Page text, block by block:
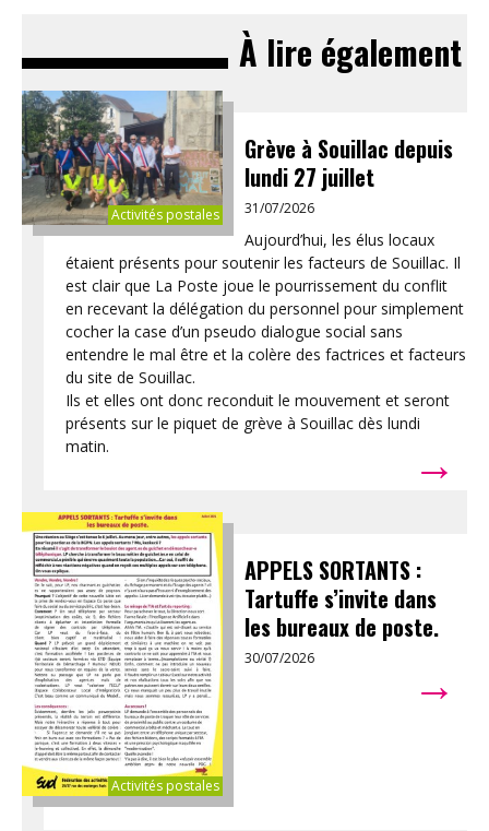
À lire également
Activités postales
Grève à Souillac depuis
lundi 27 juillet
31/07/2026
Aujourd’hui, les élus locaux
étaient présents pour soutenir les facteurs de Souillac. Il
est clair que La Poste joue le pourrissement du conflit
en recevant la délégation du personnel pour simplement
cocher la case d’un pseudo dialogue social sans
entendre le mal être et la colère des factrices et facteurs
du site de Souillac.
Ils et elles ont donc reconduit le mouvement et seront
présents sur le piquet de grève à Souillac dès lundi
matin.
→
Activités postales
APPELS SORTANTS :
Tartuffe s’invite dans
les bureaux de poste.
30/07/2026 →